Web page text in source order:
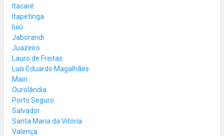
Itacaré
Itapetinga
Iuiú
Jaborandi
Juazeiro
Lauro de Freitas
Luís Eduardo Magalhães
Mairi
Ourolândia
Porto Seguro
Salvador
Santa Maria da Vitória
Valença